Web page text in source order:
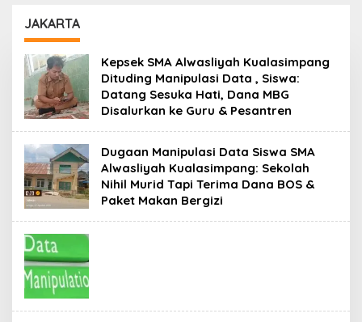
Tekankan Pencegahan
Kenakalan Remaja dan
Bahaya Narkoba
JAKARTA
Kepsek SMA Alwasliyah Kualasimpang
Dituding Manipulasi Data , Siswa:
Datang Sesuka Hati, Dana MBG
Disalurkan ke Guru & Pesantren
Dugaan Manipulasi Data Siswa SMA
Alwasliyah Kualasimpang: Sekolah
Nihil Murid Tapi Terima Dana BOS &
Paket Makan Bergizi